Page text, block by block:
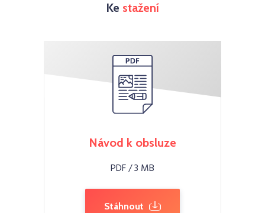
Ke stažení
Návod k obsluze
PDF / 3 MB
Stáhnout